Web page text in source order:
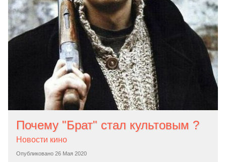
Почему "Брат" стал культовым ?
Опубликовано 26 Мая 2020
Новости кино